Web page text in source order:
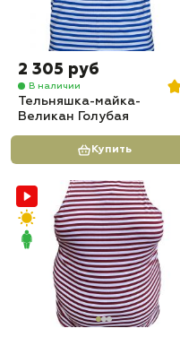
2 305 руб
В наличии
Тельняшка-майка-
Великан Голубая
Купить